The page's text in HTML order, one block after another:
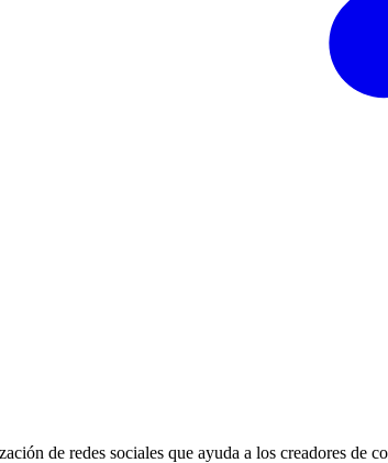
de redes sociales que ayuda a los creadores de